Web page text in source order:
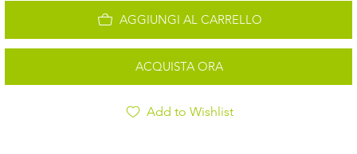
AGGIUNGI AL CARRELLO
ACQUISTA ORA
Add to Wishlist